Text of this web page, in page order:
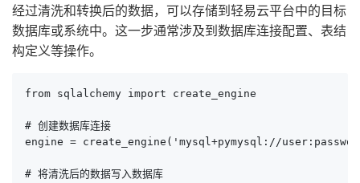
经过清洗和转换后的数据，可以存储到轻易云平台中的目标
数据库或系统中。这一步通常涉及到数据库连接配置、表结
构定义等操作。
from sqlalchemy import create_engine
# 创建数据库连接
engine = create_engine('mysql+pymysql://
# 将清洗后的数据写入数据库